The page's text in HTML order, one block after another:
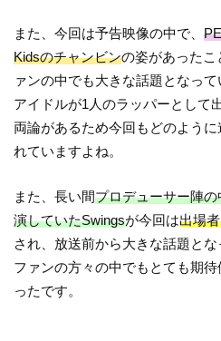
また、今回は予告映像の中で、
Kidsのチャンビンの姿があったこ
ァンの中でも大きな話題となって
アイドルが1人のラッパーとして
両論があるため今回もどのよう
れていますよね。
また、長い間プロデューサー陣
演していたSwingsが今回は出場
され、放送前から大きな話題とな
ファンの方々の中でもとても期
ったです。